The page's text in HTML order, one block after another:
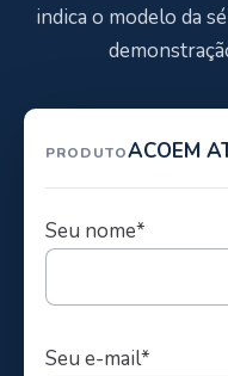
indica o modelo da
PRODUTOACOEM
Seu nome*
Seu e-mail*